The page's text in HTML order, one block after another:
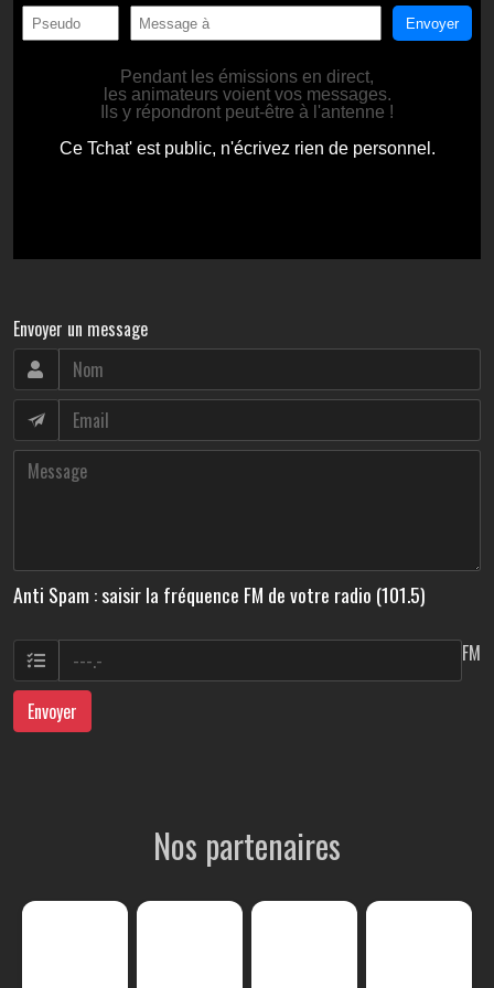
Envoyer un message
Anti Spam : saisir la fréquence FM de votre radio (101.5)
FM
Envoyer
Nos partenaires